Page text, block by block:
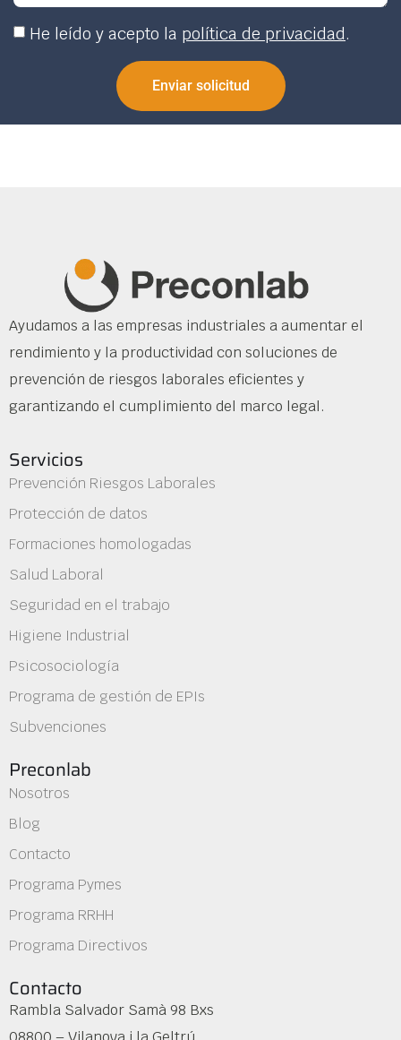
He leído y acepto la política de privacidad.
Enviar solicitud
Ayudamos a las empresas industriales a aumentar el
rendimiento y la productividad con soluciones de
prevención de riesgos laborales eficientes y
garantizando el cumplimiento del marco legal.
Servicios
Prevención Riesgos Laborales
Protección de datos
Formaciones homologadas
Salud Laboral
Seguridad en el trabajo
Higiene Industrial
Psicosociología
Programa de gestión de EPIs
Subvenciones
Preconlab
Nosotros
Blog
Contacto
Programa Pymes
Programa RRHH
Programa Directivos
Contacto
Rambla Salvador Samà 98 Bxs